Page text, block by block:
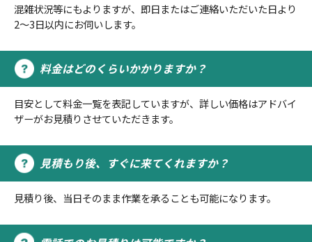
混雑状況等にもよりますが、即日またはご連絡いただいた日より
2～3日以内にお伺いします。
料金はどのくらいかかりますか？
目安として料金一覧を表記していますが、詳しい価格はアドバイ
ザーがお見積りさせていただきます。
見積もり後、すぐに来てくれますか？
見積り後、当日そのまま作業を承ることも可能になります。